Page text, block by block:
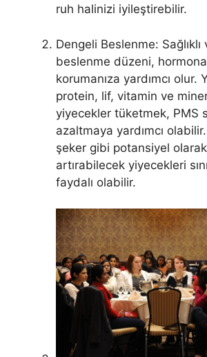
ruh halinizi iyileştirebilir.
Dengeli Beslenme:
beslenme düzeni,
korumanıza yardımcı olur.
protein, lif, vitamin ve
yiyecekler tüketmek, PMS
azaltmaya yardımcı
şeker gibi potansiyel
artırabilecek yiyecekleri
faydalı olabilir.